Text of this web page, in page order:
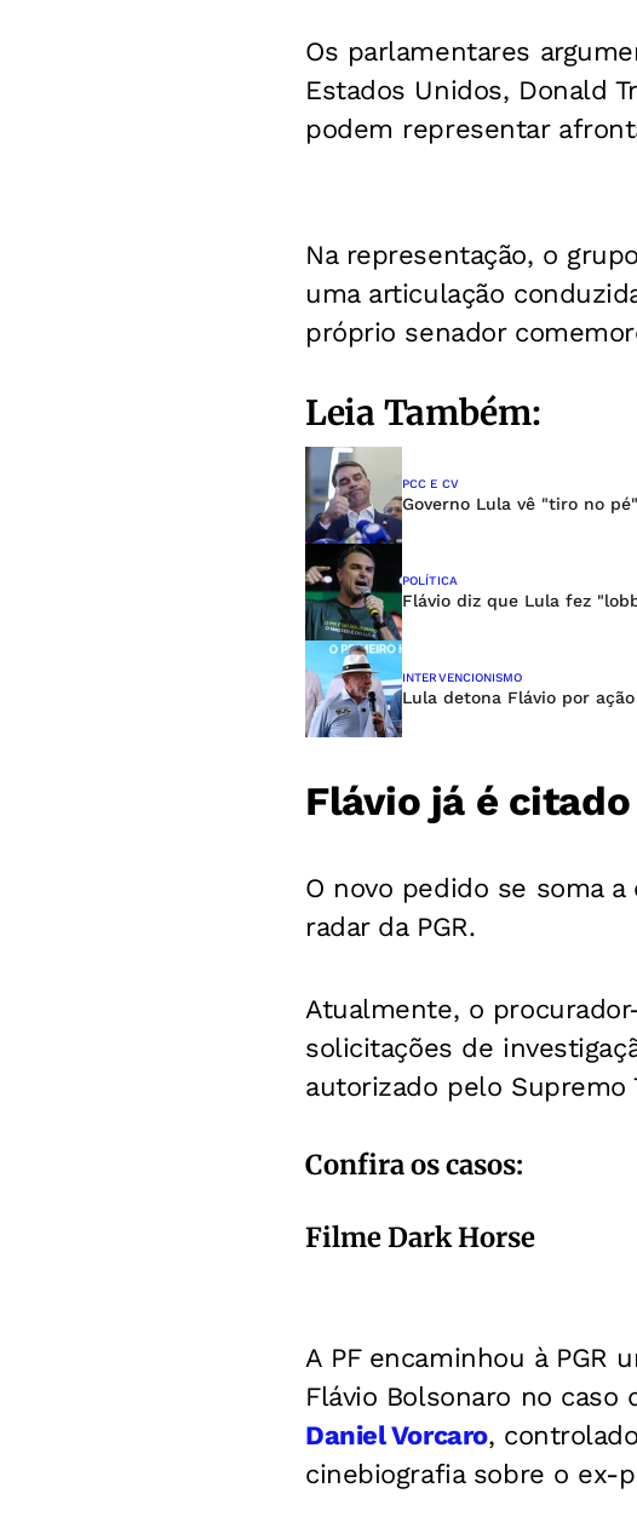
Os parlamentares
Estados Unidos, Donald
podem representar
Na representação, o
uma articulação
próprio senador
Leia Também:
PCC E CV
Governo Lula vê "tiro no
POLÍTICA
Flávio diz que Lula fez
INTERVENCIONISMO
Lula detona Flávio por
Flávio já é
O novo pedido se soma
radar da PGR.
Atualmente, o
solicitações de
autorizado pelo Supremo
Confira os casos:
Filme Dark Horse
A PF encaminhou à PGR
Flávio Bolsonaro no caso
Daniel Vorcaro,
cinebiografia sobre o ex-